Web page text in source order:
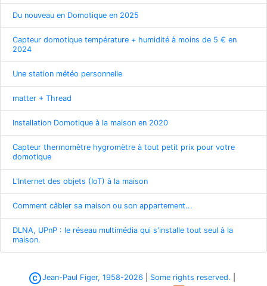
Du nouveau en Domotique en 2025
Capteur domotique température + humidité à moins de 5 € en
2024
Une station météo personnelle
matter + Thread
Installation Domotique à la maison en 2020
Capteur thermomètre hygromètre à tout petit prix pour votre
domotique
L'Internet des objets (IoT) à la maison
Comment câbler sa maison ou son appartement...
DLNA, UPnP : le réseau multimédia qui s'installe tout seul à la
maison.
copyrightJean-Paul Figer, 1958-2026 Some rights reserved.